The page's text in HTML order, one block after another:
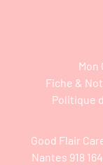
Mon
Fiche &
Politique
Good Flair
Nantes 918